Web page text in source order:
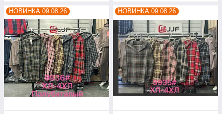
НОВИНКА 09.08.26 НОВИНКА 09.08.26